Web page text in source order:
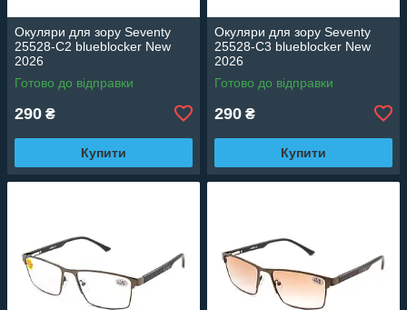
Окуляри для зору Seventy
25528-C2 blueblocker New
2026
Готово до відправки
290 ₴
Купити
Окуляри для зору Seventy
25528-C3 blueblocker New
2026
Готово до відправки
290 ₴
Купити